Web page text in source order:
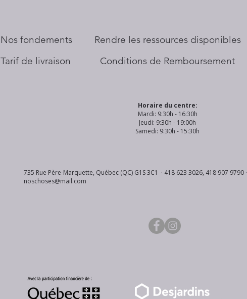
Nos fondements
Tarif de livraison
​Rendre les ressources disponibles
Conditions de Remboursement
Horaire du centre:
Mardi: 9:30h - 16:30h
Jeudi: 9:30h - 19:00h
Samedi: 9:30h - 15:30h
735 Rue Père-Marquette, Québec (QC) G1S 3C1 · 418 623 3026, 418 907 9790 ·
noschoses@mail.com